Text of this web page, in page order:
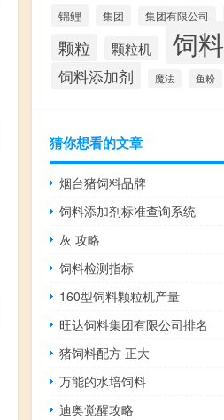
锦鲤 集团 集团有限公司
颗粒 颗粒机 饲料
饲料添加剂 魔法 鱼粉
猜你想看的文章
烟台猪饲料品牌
饲料添加剂标准查询系统
灰 攻略
饲料检测指标
160型饲料颗粒机产量
旺达饲料集团有限公司排名
猪饲料配方 正大
万能的水培饲料
迪奥觉醒攻略